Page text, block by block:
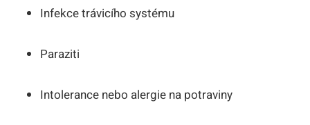
Infekce trávicího systému
Paraziti
Intolerance nebo alergie‌ na potraviny